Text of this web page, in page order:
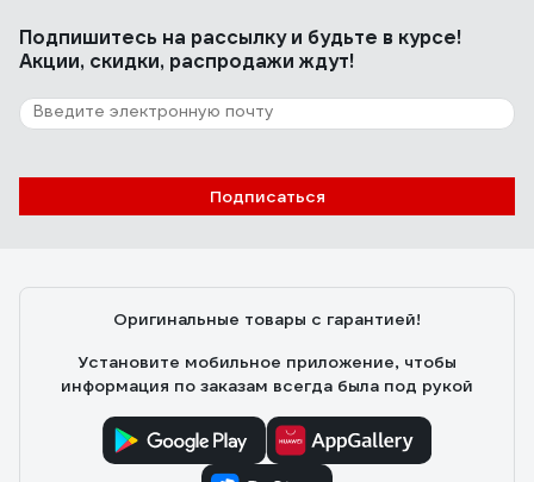
Подпишитесь на рассылкуи будьте в курсе!
Акции, скидки, распродажи ждут!
Подписаться
Оригинальные товары с гарантией!
Установите мобильное приложение, чтобы
информация по заказам всегда была под рукой